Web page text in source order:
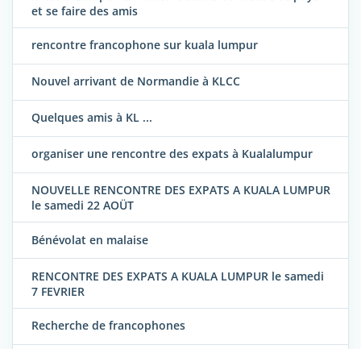
et se faire des amis
rencontre francophone sur kuala lumpur
Nouvel arrivant de Normandie à KLCC
Quelques amis à KL ...
organiser une rencontre des expats à Kualalumpur
NOUVELLE RENCONTRE DES EXPATS A KUALA LUMPUR
le samedi 22 AOÜT
Bénévolat en malaise
RENCONTRE DES EXPATS A KUALA LUMPUR le samedi
7 FEVRIER
Recherche de francophones